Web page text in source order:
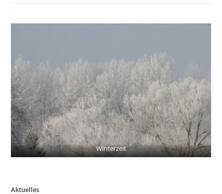
Winterzeit
Aktuelles